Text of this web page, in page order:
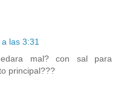
las 3:31
mal? con sal para
principal???